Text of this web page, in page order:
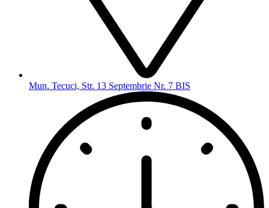
Mun. Tecuci, Str. 13 Septembrie Nr. 7 BIS